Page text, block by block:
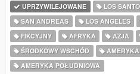
UPRZYWILEJOWANE LOS
SAN ANDREAS
LOS ANGELES
FIKCYJNY
AFRYKA AZJA
ŚRODKOWY WSCHÓD
AMERYKA POŁUDNIOWA